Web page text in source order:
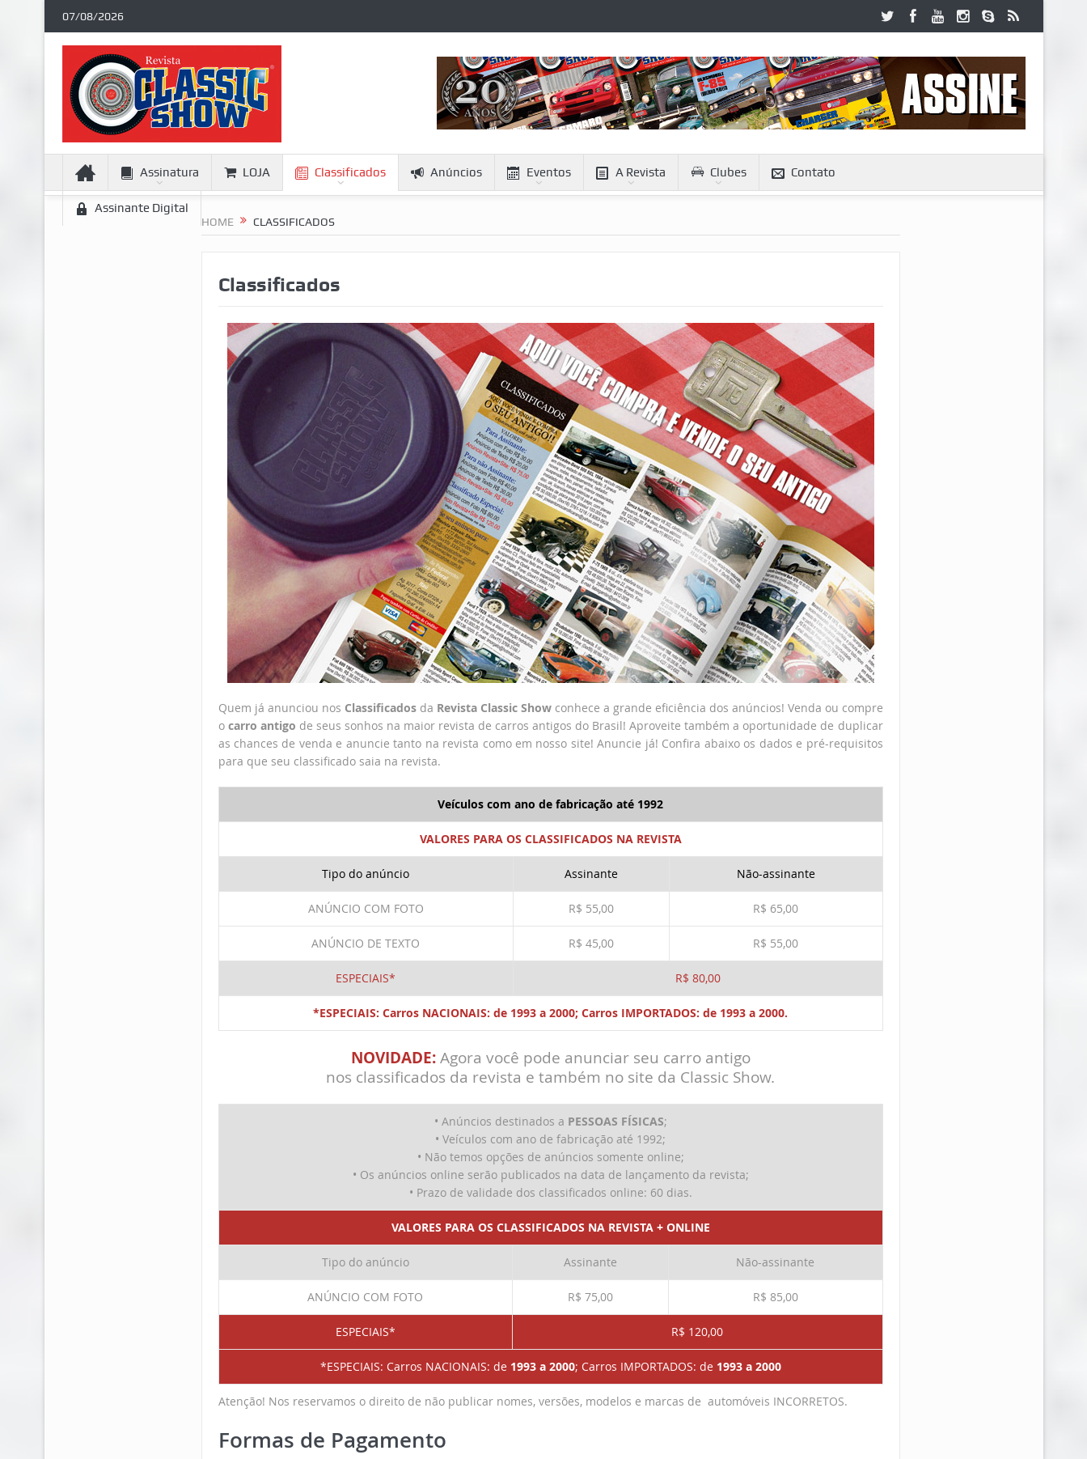
07/08/2026
Assinatura LOJA Classificados Anúncios Eventos A Revista Clubes Contato
Assinante Digital
HOME CLASSIFICADOS
Classificados
Quem já anunciou nos Classificadosda Revista Classic Show conhece a grande eficiência dos anúncios! Venda ou compre
o carro antigo de seus sonhos na maior revista de carros antigos do Brasil! Aproveite também a oportunidade de duplicar
as chances de venda e anuncie tanto na revista como em nosso site! Anuncie já! Confira abaixo os dados e pré-requisitos
para que seu classificado saia na revista.
Veículos com ano de fabricação até 1992
VALORES PARA OS CLASSIFICADOS NA REVISTA
Tipo do anúncio Assinante Não-assinante
ANÚNCIO COM FOTO R$ 55,00 R$ 65,00
ANÚNCIO DE TEXTO R$ 45,00 R$ 55,00
ESPECIAIS* R$ 80,00
*ESPECIAIS: Carros NACIONAIS: de 1993 a 2000; Carros IMPORTADOS: de 1993 a 2000.
NOVIDADE:Agora você pode anunciar seu carro antigo
nos classificados da revista e também no site da Classic Show.
• Anúncios destinados a PESSOAS FÍSICAS;
• Veículos com ano de fabricação até 1992;
• Não temos opções de anúncios somente online;
• Os anúncios online serão publicados na data de lançamento da revista;
• Prazo de validade dos classificados online: 60 dias.
VALORES PARA OS CLASSIFICADOS NA REVISTA + ONLINE
Tipo do anúncio Assinante Não-assinante
ANÚNCIO COM FOTO R$ 75,00 R$ 85,00
ESPECIAIS* R$ 120,00
*ESPECIAIS: Carros NACIONAIS: de 1993 a 2000; Carros IMPORTADOS: de 1993 a 2000
Atenção! Nos reservamos o direito de não publicar nomes, versões, modelos e marcas de automóveis INCORRETOS.
Formas de Pagamento